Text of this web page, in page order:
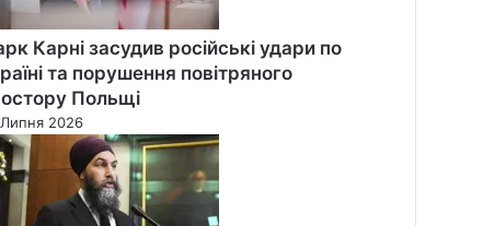
Карні засудив російські удари по
та порушення повітряного
Польщі
2026